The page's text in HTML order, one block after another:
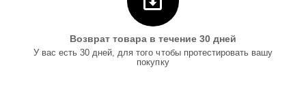
Возврат товара в течение 30 дней
У вас есть 30 дней, для того чтобы протестировать вашу
покупку